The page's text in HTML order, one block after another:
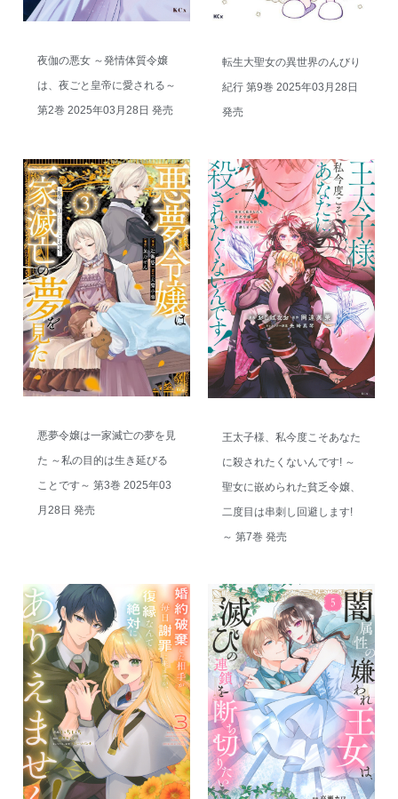
夜伽の悪女 ～発情体質令嬢
は、夜ごと皇帝に愛される～
第2巻 2025年03月28日 発売
転生大聖女の異世界のんびり
紀行 第9巻 2025年03月28日
発売
悪夢令嬢は一家滅亡の夢を見
た ～私の目的は生き延びる
ことです～ 第3巻 2025年03
月28日 発売
王太子様、私今度こそあなた
に殺されたくないんです! ～
聖女に嵌められた貧乏令嬢、
二度目は串刺し回避します!
～ 第7巻 発売